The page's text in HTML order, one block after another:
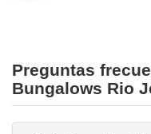
Preguntas
Bungalows Rio